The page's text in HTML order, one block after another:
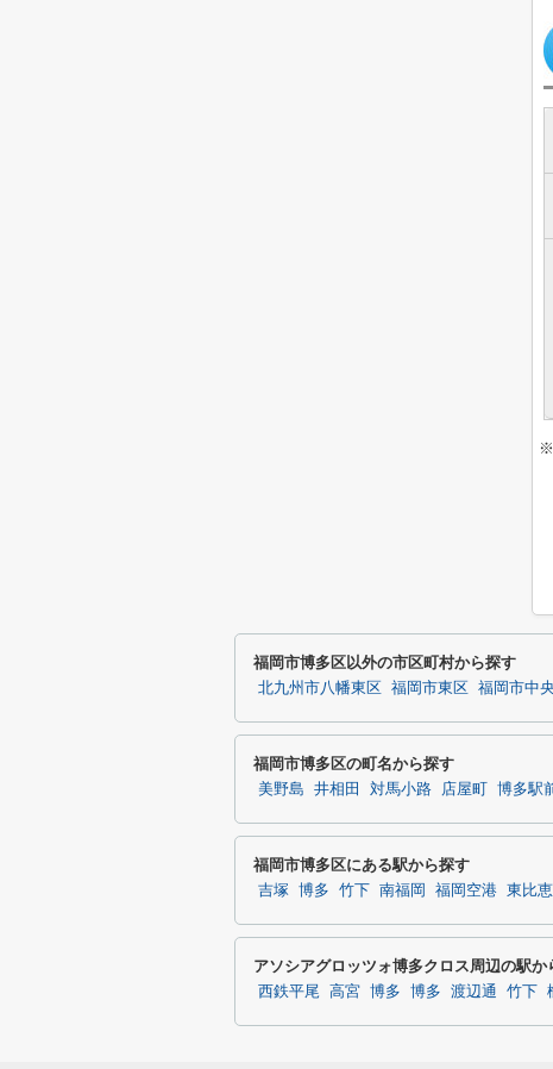
※
福岡市博多区以外の市区町村から探す
北九州市八幡東区 福岡市東区 福岡市中
福岡市博多区の町名から探す
美野島 井相田 対馬小路 店屋町 博多駅
福岡市博多区にある駅から探す
吉塚 博多 竹下 南福岡 福岡空港 東比恵
アソシアグロッツォ博多クロス周辺の駅か
西鉄平尾 高宮 博多 博多 渡辺通 竹下